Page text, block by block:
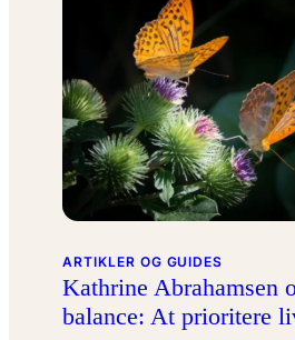
hos
introverte?
ARTIKLER OG GUIDES
Kathrine Abrahamsen
balance: At prioritere